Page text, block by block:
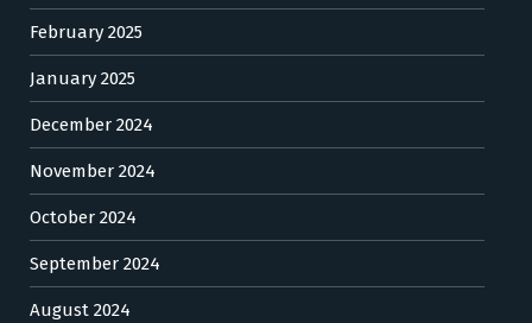
February 2025
January 2025
December 2024
November 2024
October 2024
September 2024
August 2024